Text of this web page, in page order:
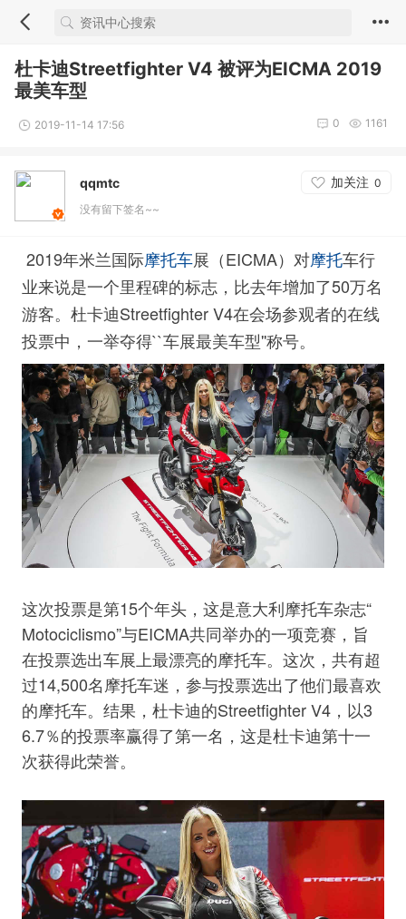
杜卡迪Streetfighter V4 被评为EICMA 2019
最美车型
2019-11-14 17:56 1161
0
qqmtc 加关注 0
没有留下签名~~
2019年米兰国际摩托车展（EICMA）对摩托车行
业来说是一个里程碑的标志，比去年增加了50万名
游客。杜卡迪Streetfighter V4在会场参观者的在线
投票中，一举夺得``车展最美车型''称号。
这次投票是第15个年头，这是意大利摩托车杂志“
Motociclismo”与EICMA共同举办的一项竞赛，旨
在投票选出车展上最漂亮的摩托车。这次，共有超
过14,500名摩托车迷，参与投票选出了他们最喜欢
的摩托车。结果，杜卡迪的Streetfighter V4，以3
6.7％的投票率赢得了第一名，这是杜卡迪第十一
次获得此荣誉。